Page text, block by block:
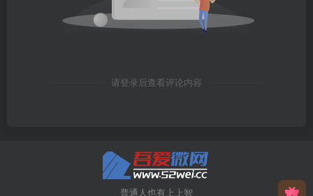
请登录后查看评论内容
普通人也有上上智